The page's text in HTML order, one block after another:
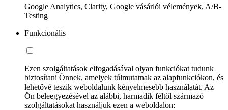
Google Analytics, Clarity, Google vásárlói vélemények, A/B-
Testing
Funkcionális
Ezen szolgáltatások elfogadásával olyan funkciókat tudunk
biztosítani Önnek, amelyek túlmutatnak az alapfunkciókon, és
lehetővé teszik weboldalunk kényelmesebb használatát. Az
Ön beleegyezésével az alábbi, harmadik féltől származó
szolgáltatásokat használjuk ezen a weboldalon: